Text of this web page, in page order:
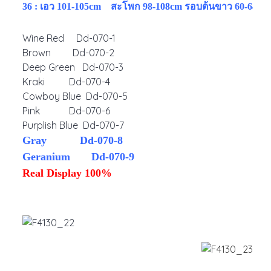
36 : เอว 101-105cm สะโพก 98-108cm รอบต้นขาว 60-64cm
Wine Red Dd-070-1
Brown Dd-070-2
Deep Green Dd-070-3
Kraki Dd-070-4
Cowboy Blue Dd-070-5
Pink Dd-070-6
Purplish Blue Dd-070-7
Gray Dd-070-8
Geranium Dd-070-9
Real Display 100%